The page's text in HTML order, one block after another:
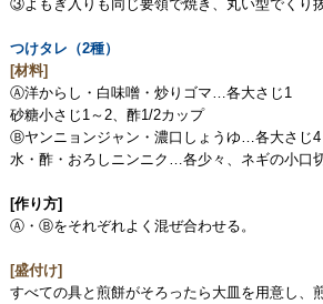
③よもぎ入りも同じ要領で焼き、丸い型でくり抜
つけタレ（2種）
[材料]
Ⓐ洋からし・白味噌・炒りゴマ…各大さじ1
砂糖小さじ1～2、酢1/2カップ
Ⓑヤンニョンジャン・濃口しょうゆ…各大さじ4
水・酢・おろしニンニク…各少々、ネギの小口
[作り方]
Ⓐ・Ⓑをそれぞれよく混ぜ合わせる。
[盛付け]
すべての具と煎餅がそろったら大皿を用意し、